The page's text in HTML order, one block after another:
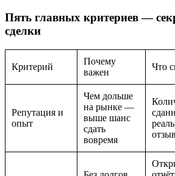
Пять главных критериев —
сделки
Критерий
Почему
важен
Что
Репутация и
опыт
Чем дольше
на рынке —
выше шанс
сдать
вовремя